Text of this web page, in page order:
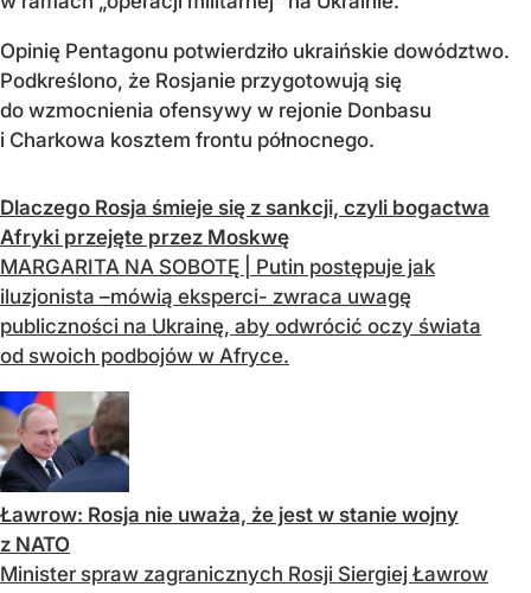
Opinię Pentagonu potwierdziło ukraińskie dowództwo.
Podkreślono, że Rosjanie przygotowują się
do wzmocnienia ofensywy w rejonie Donbasu
i Charkowa kosztem frontu północnego.
Dlaczego Rosja śmieje się z sankcji, czyli bogactwa
Afryki przejęte przez Moskwę
MARGARITA NA SOBOTĘ | Putin postępuje jak
iluzjonista –mówią eksperci- zwraca uwagę
publiczności na Ukrainę, aby odwrócić oczy świata
od swoich podbojów w Afryce.
Ławrow: Rosja nie uważa, że jest w stanie wojny
z NATO
Minister spraw zagranicznych Rosji Siergiej Ławrow